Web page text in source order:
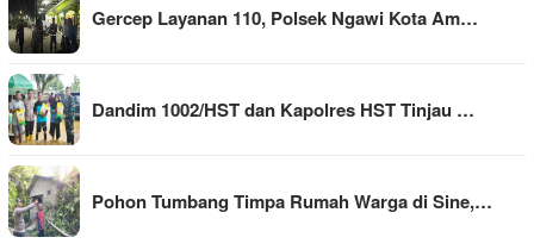
Gercep Layanan 110, Polsek Ngawi Kota Am…
Dandim 1002/HST dan Kapolres HST Tinjau …
Pohon Tumbang Timpa Rumah Warga di Sine,…